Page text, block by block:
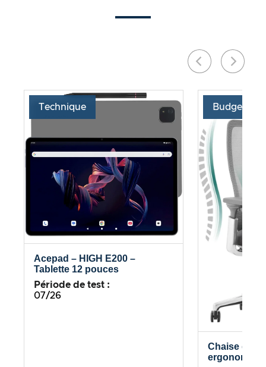
Technique
Acepad – HIGH E200 –
Tablette 12 pouces
Période de test :
07/26
Budget
Chaise de